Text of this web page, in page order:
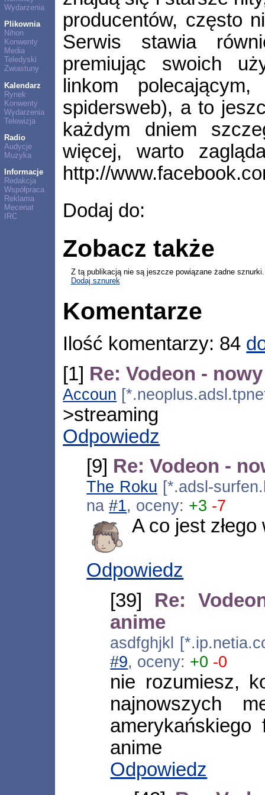
Wydarzenia
Plikownia
Nihon
Konwenty
Media
Teledyski
Zwiastuny
Kalendarz
Rynek
Konwenty
Wydarzenia
Telewizja
Radio
Audycje
Muzyka
Informacje
Redakcja
Współpraca
Reklama
Mecenat
IRC
producentów, często
Serwis stawia
premiując swoich
linkom
spidersweb), a to
każdym dniem
więcej, warto
http://
Dodaj do:
Zobacz także
Z tą publikacją nie są jeszcze powiązane żadne sznurki.
Dodaj sznurek
Komentarze
Ilość komentarzy: 84
[1] Re: Vodeon -
Accoun
>streaming
Odpowiedz
[9] Re: Vodeon -
The Roku [*.adsl-
na#1, oceny: +3 -7
A co jest
Odpowiedz
[39] Re:
anime
asdfghjkl
#9, oceny: +0 -0
nie rozumiesz,
najnowszych
anime
Odpowiedz